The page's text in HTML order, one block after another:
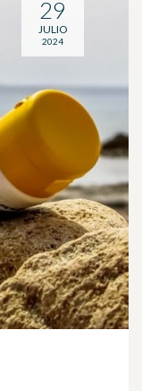
29
JULIO
2024